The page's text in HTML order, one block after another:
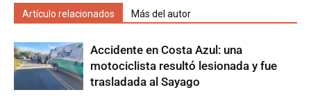
Artículo relacionados Más del autor
Accidente en Costa Azul: una
motociclista resultó lesionada y fue
trasladada al Sayago